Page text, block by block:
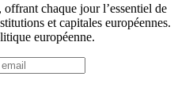
chaque jour l’essentiel de
et capitales européennes.
européenne.